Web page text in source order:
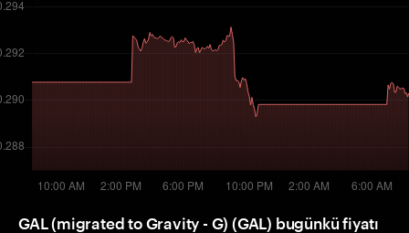
GAL (migrated to Gravity - G) (GAL) bugünkü fiyatı